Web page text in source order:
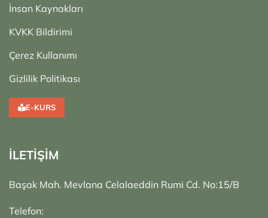
İnsan Kaynakları
KVKK Bildirimi
Çerez Kullanımı
Gizlilik Politikası
E-KURS
İLETİŞİM
Başak Mah. Mevlana Celalaeddin Rumi Cd. No:15/B
Telefon: